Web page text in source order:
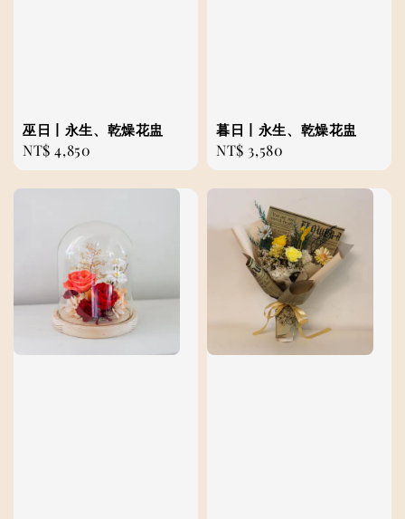
巫日丨永生、乾燥花盅
Regular
price
NT$ 4,850
暮日丨永生、乾燥花盅
Regular
price
NT$ 3,580